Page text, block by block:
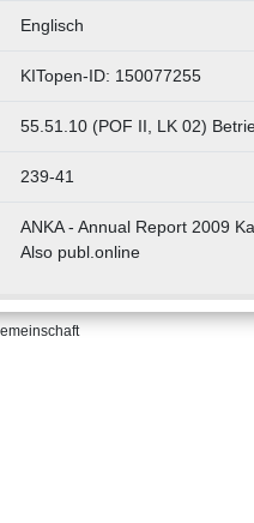
Englisch
KITopen-ID: 150077255
55.51.10 (POF II, LK 02)
239-41
ANKA - Annual Report 2009
Also publ.online